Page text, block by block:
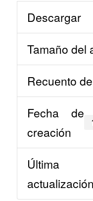
Descargar
Tamaño del
Recuento
Fecha de
creación
Última
actualización